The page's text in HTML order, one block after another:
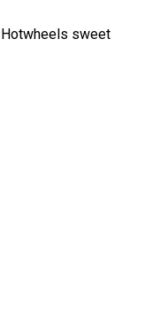
Hotwheels sweet